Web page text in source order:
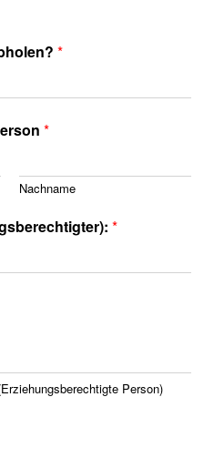
*
*
Nachname
*
Person)